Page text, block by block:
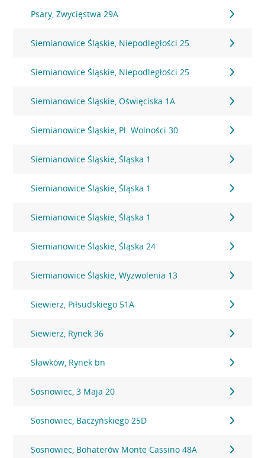
Psary, Zwycięstwa 29A
Siemianowice Śląskie, Niepodległości 25
Siemianowice Śląskie, Niepodległości 25
Siemianowice Śląskie, Oświęciska 1A
Siemianowice Śląskie, Pl. Wolności 30
Siemianowice Śląskie, Śląska 1
Siemianowice Śląskie, Śląska 1
Siemianowice Śląskie, Śląska 1
Siemianowice Śląskie, Śląska 24
Siemianowice Śląskie, Wyzwolenia 13
Siewierz, Piłsudskiego 51A
Siewierz, Rynek 36
Sławków, Rynek bn
Sosnowiec, 3 Maja 20
Sosnowiec, Baczyńskiego 25D
Sosnowiec, Bohaterów Monte Cassino 48A